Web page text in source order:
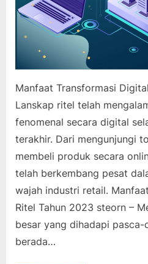
Manfaat Transformasi
Lanskap ritel telah
fenomenal secara digital
terakhir. Dari mengunjungi
membeli produk secara
telah berkembang pesat
wajah industri retail.
Ritel Tahun 2023 steorn –
besar yang dihadapi
berada…